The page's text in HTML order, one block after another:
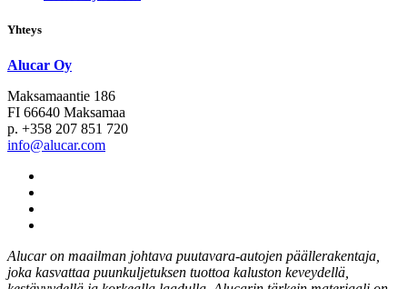
Yhteys
Alucar Oy
Maksamaantie 186
FI 66640 Maksamaa
p. +358 207 851 720
info@alucar.com
Alucar on maailman johtava puutavara-autojen päällerakentaja,
joka kasvattaa puunkuljetuksen tuottoa kaluston keveydellä,